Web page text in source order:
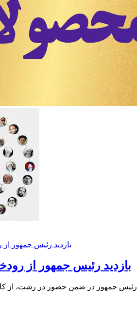
بازدید رئیس جمهور از
رئیس جمهور در ضمن حضور در رشت، از